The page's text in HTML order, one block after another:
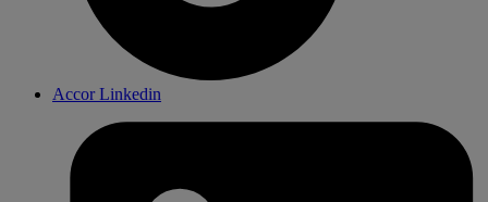
Accor Linkedin